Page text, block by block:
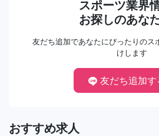
スポーツ業界
お探しのあな
友だち追加であなたにぴったりのス
けします
友だち追加す
おすすめ求人